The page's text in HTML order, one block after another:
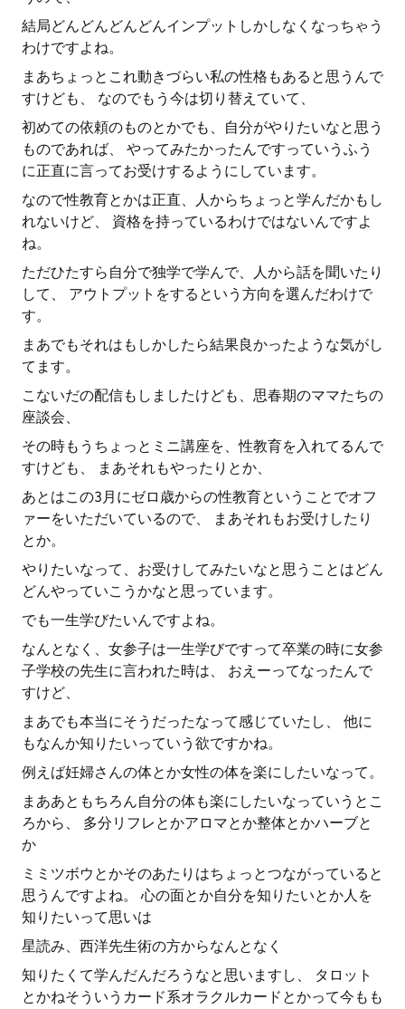
結局どんどんどんどんインプットしかしなくなっちゃう
わけですよね。
まあちょっとこれ動きづらい私の性格もあると思うんで
すけども、 なのでもう今は切り替えていて、
初めての依頼のものとかでも、自分がやりたいなと思う
ものであれば、 やってみたかったんですっていうふう
に正直に言ってお受けするようにしています。
なので性教育とかは正直、人からちょっと学んだかもし
れないけど、 資格を持っているわけではないんですよ
ね。
ただひたすら自分で独学で学んで、人から話を聞いたり
して、 アウトプットをするという方向を選んだわけで
す。
まあでもそれはもしかしたら結果良かったような気がし
てます。
こないだの配信もしましたけども、思春期のママたちの
座談会、
その時もうちょっとミニ講座を、性教育を入れてるんで
すけども、 まあそれもやったりとか、
あとはこの3月にゼロ歳からの性教育ということでオフ
ァーをいただいているので、 まあそれもお受けしたり
とか。
やりたいなって、お受けしてみたいなと思うことはどん
どんやっていこうかなと思っています。
でも一生学びたいんですよね。
なんとなく、女参子は一生学びですって卒業の時に女参
子学校の先生に言われた時は、 おえーってなったんで
すけど、
まあでも本当にそうだったなって感じていたし、 他に
もなんか知りたいっていう欲ですかね。
例えば妊婦さんの体とか女性の体を楽にしたいなって。
まああともちろん自分の体も楽にしたいなっていうとこ
ろから、 多分リフレとかアロマとか整体とかハーブと
か
ミミツボウとかそのあたりはちょっとつながっていると
思うんですよね。 心の面とか自分を知りたいとか人を
知りたいって思いは
星読み、西洋先生術の方からなんとなく
知りたくて学んだんだろうなと思いますし、 タロット
とかねそういうカード系オラクルカードとかって今もも